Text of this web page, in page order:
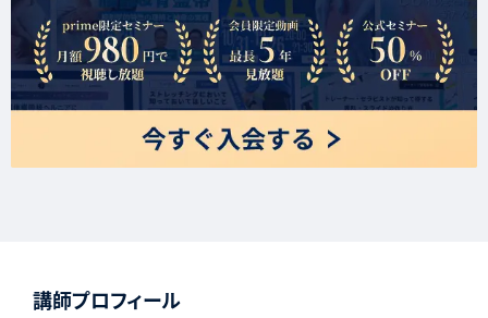
講師プロフィール